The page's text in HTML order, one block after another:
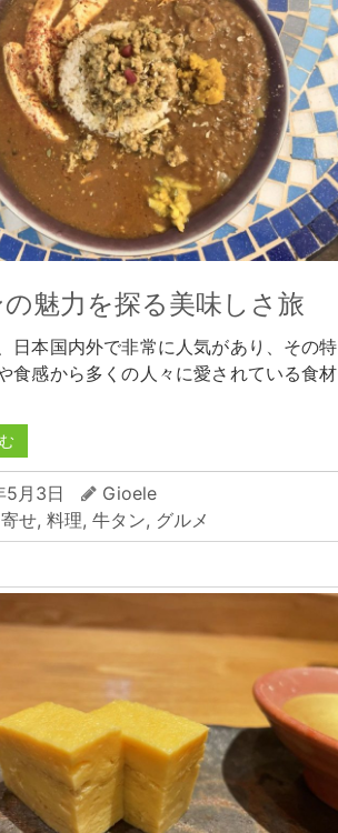
魅力を探る美味しさ旅
日本国内外で非常に人気があり、その特
食感から多くの人々に愛されている食材
5月3日
Gioele
せ,料理,牛タン, グルメ